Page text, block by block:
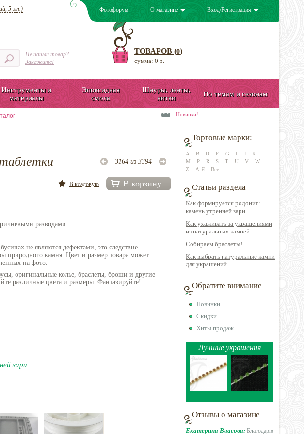
5 эт.)
Не нашли товар?
Закажите!
Фотофорум О магазине Вход/Регистрация
ТОВАРОВ (0)
сумма: 0 р.
Инструменты и
материалы
Эпоксидная
смола
Шнуры, ленты,
нитки
По темам и сезонам
Новинки!
3164 из 3394
В корзину
В кладовую
разводами
не являются дефектами, это следствие
природного камня. Цвет и размер товара может
на фото.
оригинальные колье, браслеты, броши и другие
различные цвета и размеры. Фантазируйте!
зари
Торговые марки:
A B D E G I J
K
M
P R S T U V
W
Z
А-Я Все
Статьи раздела
Как формируется родонит:
камень утренней зари
Как ухаживать за украшениями
из натуральных камней
Собираем браслеты!
Как выбрать натуральные камни
для украшений
Обратите внимание
Новинки
Скидки
Хиты продаж
Лучшие украшения
Отзывы о магазине
Екатерина Власова: Благодарю